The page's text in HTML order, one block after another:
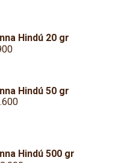
Hindú 20 gr
Hindú 50 gr
Hindú 500 gr